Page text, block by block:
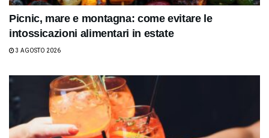
Picnic, mare e montagna: come evitare le
intossicazioni alimentari in estate
3 AGOSTO 2026